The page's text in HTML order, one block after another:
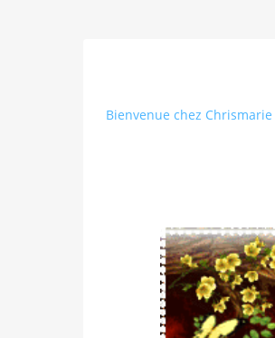
Bienvenue chez Chrismarie